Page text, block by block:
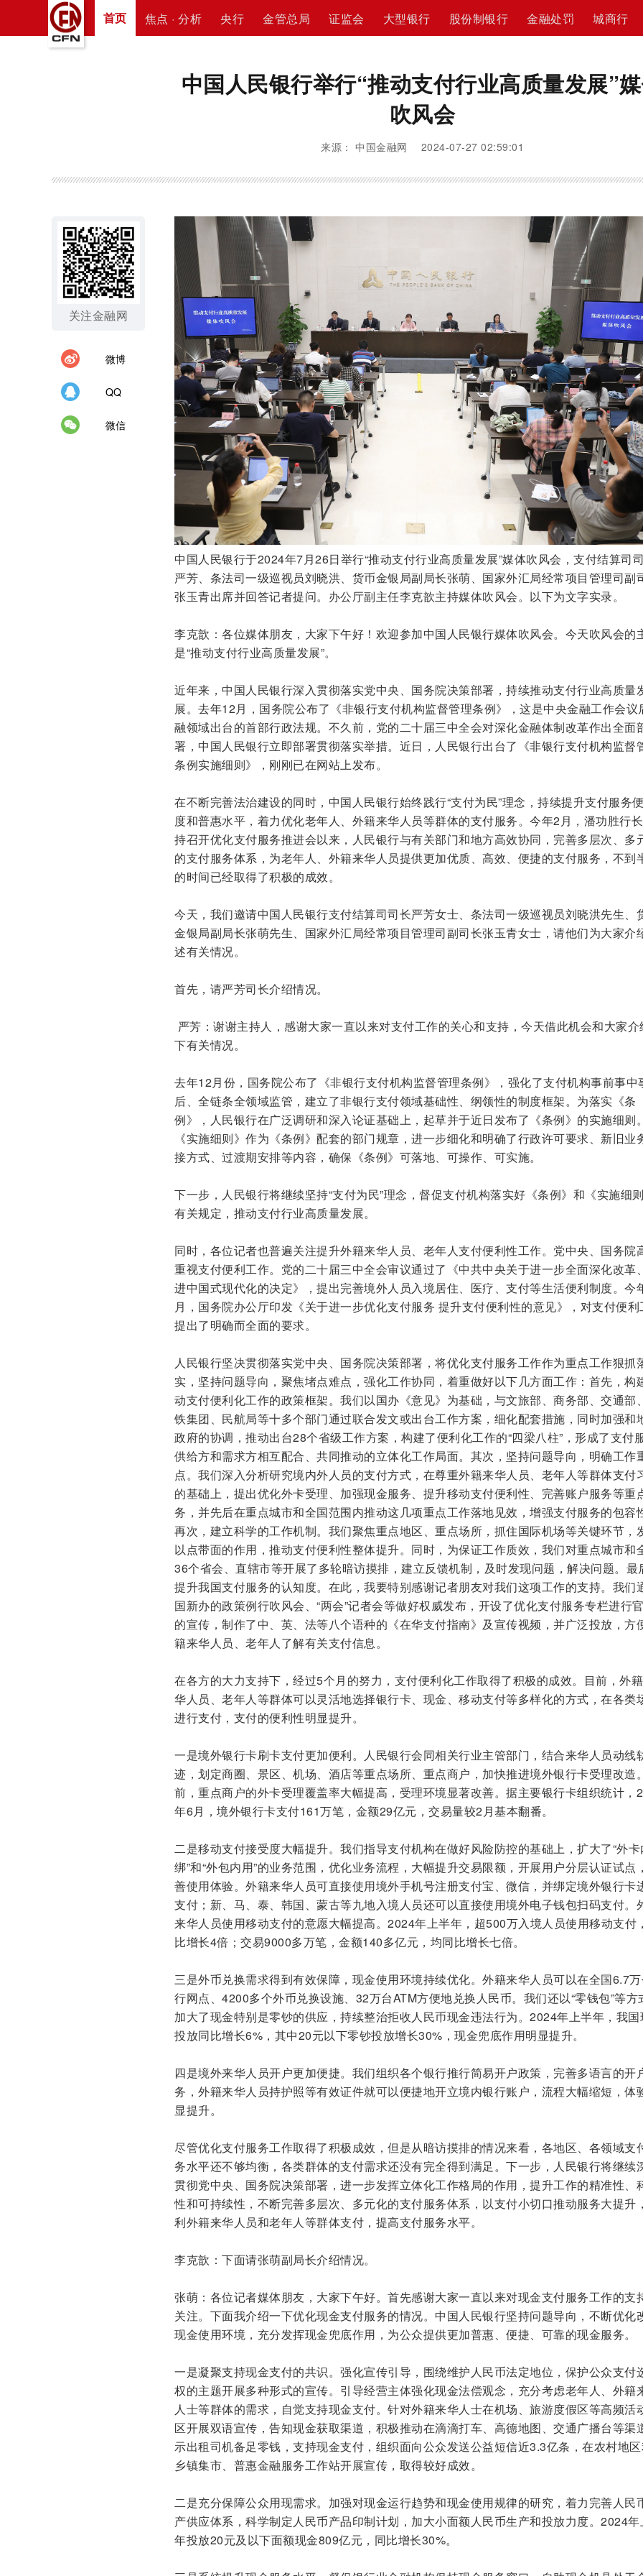
首页 焦点 · 分析 央行 金管总局 证监会 大型银行 股份制银行 金融处罚 城商行
中国人民银行举行“推动支付行业高质量发展”
吹风会
来源： 中国金融网 2024-07-27 02:59:01
关注金融网
微博
QQ
微信
中国人民银行于2024年7月26日举行“推动支付行业高质量发展”媒体吹风会，支付结算司
严芳、条法司一级巡视员刘晓洪、货币金银局副局长张萌、国家外汇局经常项目管理司副
张玉青出席并回答记者提问。办公厅副主任李克歆主持媒体吹风会。以下为文字实录。
李克歆：各位媒体朋友，大家下午好！欢迎参加中国人民银行媒体吹风会。今天吹风会的
是“推动支付行业高质量发展”。
近年来，中国人民银行深入贯彻落实党中央、国务院决策部署，持续推动支付行业高质量
展。去年12月，国务院公布了《非银行支付机构监督管理条例》，这是中央金融工作会议
融领域出台的首部行政法规。不久前，党的二十届三中全会对深化金融体制改革作出全面
署，中国人民银行立即部署贯彻落实举措。近日，人民银行出台了《非银行支付机构监督
条例实施细则》，刚刚已在网站上发布。
在不断完善法治建设的同时，中国人民银行始终践行“支付为民”理念，持续提升支付服务
度和普惠水平，着力优化老年人、外籍来华人员等群体的支付服务。今年2月，潘功胜行
持召开优化支付服务推进会以来，人民银行与有关部门和地方高效协同，完善多层次、多
的支付服务体系，为老年人、外籍来华人员提供更加优质、高效、便捷的支付服务，不到
的时间已经取得了积极的成效。
今天，我们邀请中国人民银行支付结算司司长严芳女士、条法司一级巡视员刘晓洪先生、
金银局副局长张萌先生、国家外汇局经常项目管理司副司长张玉青女士，请他们为大家介
述有关情况。
首先，请严芳司长介绍情况。
严芳：谢谢主持人，感谢大家一直以来对支付工作的关心和支持，今天借此机会和大家介
下有关情况。
去年12月份，国务院公布了《非银行支付机构监督管理条例》，强化了支付机构事前事中
后、全链条全领域监管，建立了非银行支付领域基础性、纲领性的制度框架。为落实《条
例》，人民银行在广泛调研和深入论证基础上，起草并于近日发布了《条例》的实施细则。
《实施细则》作为《条例》配套的部门规章，进一步细化和明确了行政许可要求、新旧业
接方式、过渡期安排等内容，确保《条例》可落地、可操作、可实施。
下一步，人民银行将继续坚持“支付为民”理念，督促支付机构落实好《条例》和《实施细则
有关规定，推动支付行业高质量发展。
同时，各位记者也普遍关注提升外籍来华人员、老年人支付便利性工作。党中央、国务院
重视支付便利工作。党的二十届三中全会审议通过了《中共中央关于进一步全面深化改革
进中国式现代化的决定》，提出完善境外人员入境居住、医疗、支付等生活便利制度。今
月，国务院办公厅印发《关于进一步优化支付服务 提升支付便利性的意见》，对支付便利
提出了明确而全面的要求。
人民银行坚决贯彻落实党中央、国务院决策部署，将优化支付服务工作作为重点工作狠抓
实，坚持问题导向，聚焦堵点难点，强化工作协同，着重做好以下几方面工作：首先，构
动支付便利化工作的政策框架。我们以国办《意见》为基础，与文旅部、商务部、交通部
铁集团、民航局等十多个部门通过联合发文或出台工作方案，细化配套措施，同时加强和
政府的协调，推动出台28个省级工作方案，构建了便利化工作的“四梁八柱”，形成了支付
供给方和需求方相互配合、共同推动的立体化工作局面。其次，坚持问题导向，明确工作
点。我们深入分析研究境内外人员的支付方式，在尊重外籍来华人员、老年人等群体支付
的基础上，提出优化外卡受理、加强现金服务、提升移动支付便利性、完善账户服务等重
务，并先后在重点城市和全国范围内推动这几项重点工作落地见效，增强支付服务的包容性
再次，建立科学的工作机制。我们聚焦重点地区、重点场所，抓住国际机场等关键环节，
以点带面的作用，推动支付便利性整体提升。同时，为保证工作质效，我们对重点城市和
36个省会、直辖市等开展了多轮暗访摸排，建立反馈机制，及时发现问题，解决问题。最
提升我国支付服务的认知度。在此，我要特别感谢记者朋友对我们这项工作的支持。我们
国新办的政策例行吹风会、“两会”记者会等做好权威发布，开设了优化支付服务专栏进行
的宣传，制作了中、英、法等八个语种的《在华支付指南》及宣传视频，并广泛投放，方
籍来华人员、老年人了解有关支付信息。
在各方的大力支持下，经过5个月的努力，支付便利化工作取得了积极的成效。目前，外
华人员、老年人等群体可以灵活地选择银行卡、现金、移动支付等多样化的方式，在各类
进行支付，支付的便利性明显提升。
一是境外银行卡刷卡支付更加便利。人民银行会同相关行业主管部门，结合来华人员动线
迹，划定商圈、景区、机场、酒店等重点场所、重点商户，加快推进境外银行卡受理改造
前，重点商户的外卡受理覆盖率大幅提高，受理环境显著改善。据主要银行卡组织统计，
年6月，境外银行卡支付161万笔，金额29亿元，交易量较2月基本翻番。
二是移动支付接受度大幅提升。我们指导支付机构在做好风险防控的基础上，扩大了“外卡
绑”和“外包内用”的业务范围，优化业务流程，大幅提升交易限额，开展用户分层认证试点
善使用体验。外籍来华人员可直接使用境外手机号注册支付宝、微信，并绑定境外银行卡
支付；新、马、泰、韩国、蒙古等九地入境人员还可以直接使用境外电子钱包扫码支付。
来华人员使用移动支付的意愿大幅提高。2024年上半年，超500万入境人员使用移动支付
比增长4倍；交易9000多万笔，金额140多亿元，均同比增长七倍。
三是外币兑换需求得到有效保障，现金使用环境持续优化。外籍来华人员可以在全国6.7万
行网点、4200多个外币兑换设施、32万台ATM方便地兑换人民币。我们还以“零钱包”等方
加大了现金特别是零钞的供应，持续整治拒收人民币现金违法行为。2024年上半年，我国
投放同比增长6%，其中20元以下零钞投放增长30%，现金兜底作用明显提升。
四是境外来华人员开户更加便捷。我们组织各个银行推行简易开户政策，完善多语言的开
务，外籍来华人员持护照等有效证件就可以便捷地开立境内银行账户，流程大幅缩短，体
显提升。
尽管优化支付服务工作取得了积极成效，但是从暗访摸排的情况来看，各地区、各领域支
务水平还不够均衡，各类群体的支付需求还没有完全得到满足。下一步，人民银行将继续
贯彻党中央、国务院决策部署，进一步发挥立体化工作格局的作用，提升工作的精准性、
性和可持续性，不断完善多层次、多元化的支付服务体系，以支付小切口推动服务大提升
利外籍来华人员和老年人等群体支付，提高支付服务水平。
李克歆：下面请张萌副局长介绍情况。
张萌：各位记者媒体朋友，大家下午好。首先感谢大家一直以来对现金支付服务工作的支
关注。下面我介绍一下优化现金支付服务的情况。中国人民银行坚持问题导向，不断优化
现金使用环境，充分发挥现金兜底作用，为公众提供更加普惠、便捷、可靠的现金服务。
一是凝聚支持现金支付的共识。强化宣传引导，围绕维护人民币法定地位，保护公众支付
权的主题开展多种形式的宣传。引导经营主体强化现金法偿观念，充分考虑老年人、外籍
人士等群体的需求，自觉支持现金支付。针对外籍来华人士在机场、旅游度假区等高频活
区开展双语宣传，告知现金获取渠道，积极推动在滴滴打车、高德地图、交通广播台等渠
示出租司机备足零钱，支持现金支付，组织面向公众发送公益短信近3.3亿条，在农村地
乡镇集市、普惠金融服务工作站开展宣传，取得较好成效。
二是充分保障公众用现需求。加强对现金运行趋势和现金使用规律的研究，着力完善人民
产供应体系，科学制定人民币产品印制计划，加大小面额人民币生产和投放力度。2024年
年投放20元及以下面额现金809亿元，同比增长30%。